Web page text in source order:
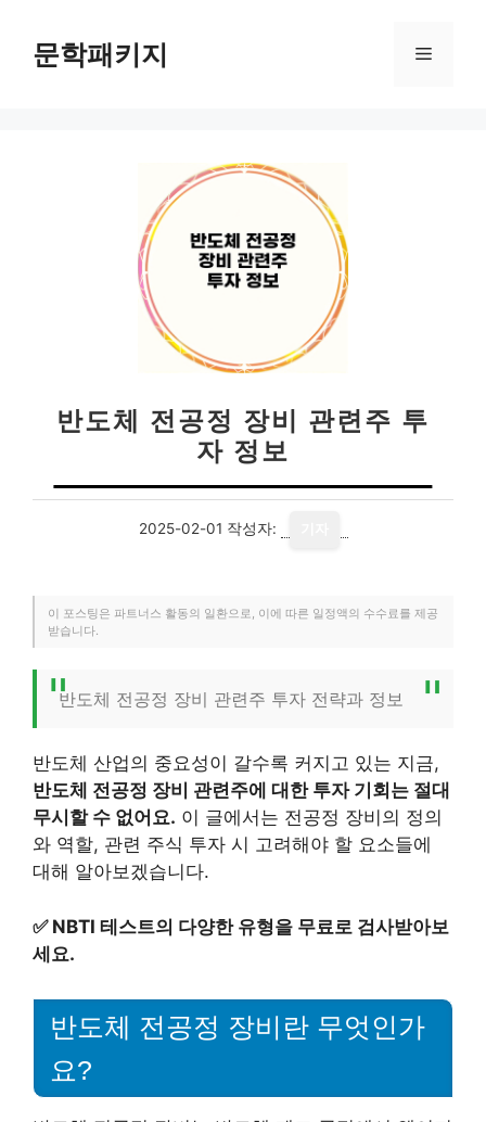
문학패키지 메
반도체 전공정 장비 관련주 투
자 정보
2025-02-01 작성자:
이 포스팅은 파트너스 활동의 일환으로, 이에 따른 일정액의 수수료를 제공
받습니다.
반도체 전공정 장비 관련주 투자 전략과 정보
반도체 산업의 중요성이 갈수록 커지고 있는 지금,
반도체 전공정 장비 관련주에 대한 투자 기회는 절대
무시할 수 없어요. 이 글에서는 전공정 장비의 정의
와 역할, 관련 주식 투자 시 고려해야 할 요소들에
대해 알아보겠습니다.
✅ NBTI 테스트의 다양한 유형을 무료로 검사받아보
세요.
반도체 전공정 장비란 무엇인가
요?